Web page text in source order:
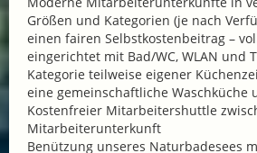
Größen und Kategorien (je nach
einen fairen Selbstkostenbeitrag –
eingerichtet mit Bad/WC, WLAN und
Kategorie teilweise eigener
eine gemeinschaftliche Waschküche
Kostenfreier Mitarbeitershuttle
Mitarbeiterunterkunft
Benützung unseres Naturbadesees